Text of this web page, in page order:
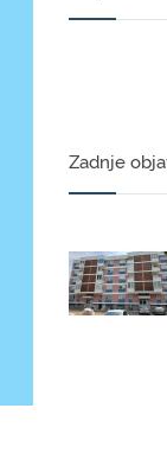
Zadnje